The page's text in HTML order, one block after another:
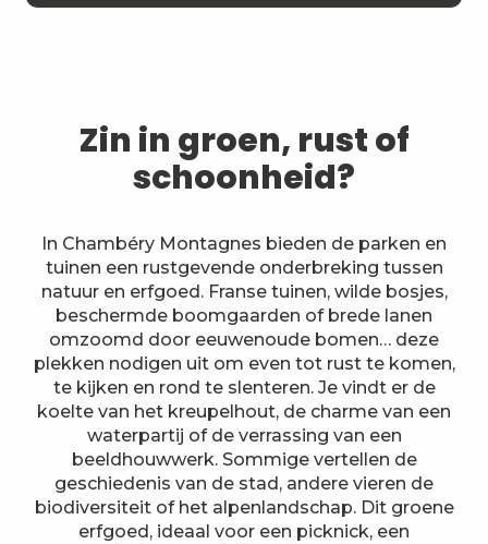
Zin in groen, rust of
schoonheid?
In Chambéry Montagnes bieden de parken en
tuinen een rustgevende onderbreking tussen
natuur en erfgoed. Franse tuinen, wilde bosjes,
beschermde boomgaarden of brede lanen
omzoomd door eeuwenoude bomen… deze
plekken nodigen uit om even tot rust te komen,
te kijken en rond te slenteren. Je vindt er de
koelte van het kreupelhout, de charme van een
waterpartij of de verrassing van een
beeldhouwwerk. Sommige vertellen de
geschiedenis van de stad, andere vieren de
biodiversiteit of het alpenlandschap. Dit groene
erfgoed, ideaal voor een picknick, een